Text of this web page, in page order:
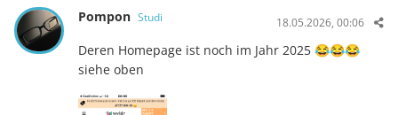
Pompon Studi 18.05.2026, 00:06
Deren Homepage ist noch im Jahr 2025 😂😂😂
siehe oben